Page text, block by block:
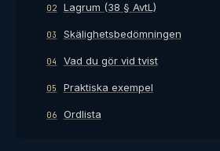
02 Lagrum (38 § AvtL)
03 Skälighetsbedömningen
04 Vad du gör vid tvist
05 Praktiska exempel
06 Ordlista